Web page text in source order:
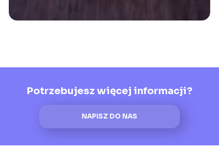
Potrzebujesz więcej informacji?
NAPISZ DO NAS